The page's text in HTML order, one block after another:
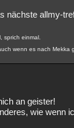
nächste allmy-
sprich einmal.
wenn es nach Mekka
an geister!
wie wenn